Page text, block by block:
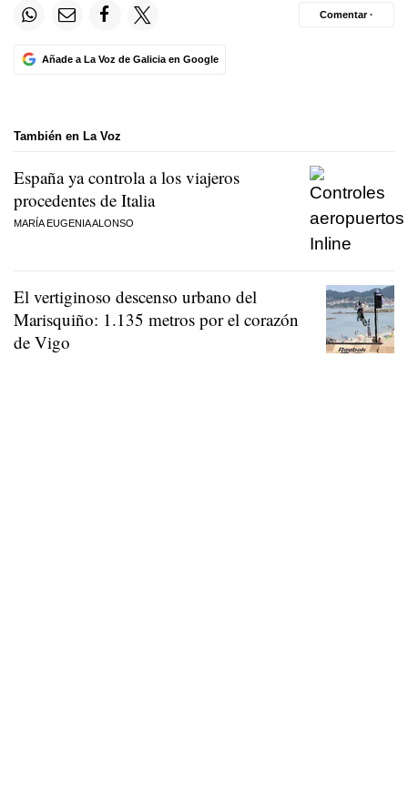
Añade a La Voz de Galicia en Google
Comentar ·
También en La Voz
España ya controla a los viajeros
procedentes de Italia
MARÍA EUGENIA ALONSO
El vertiginoso descenso urbano del
Marisquiño: 1.135 metros por el corazón
de Vigo